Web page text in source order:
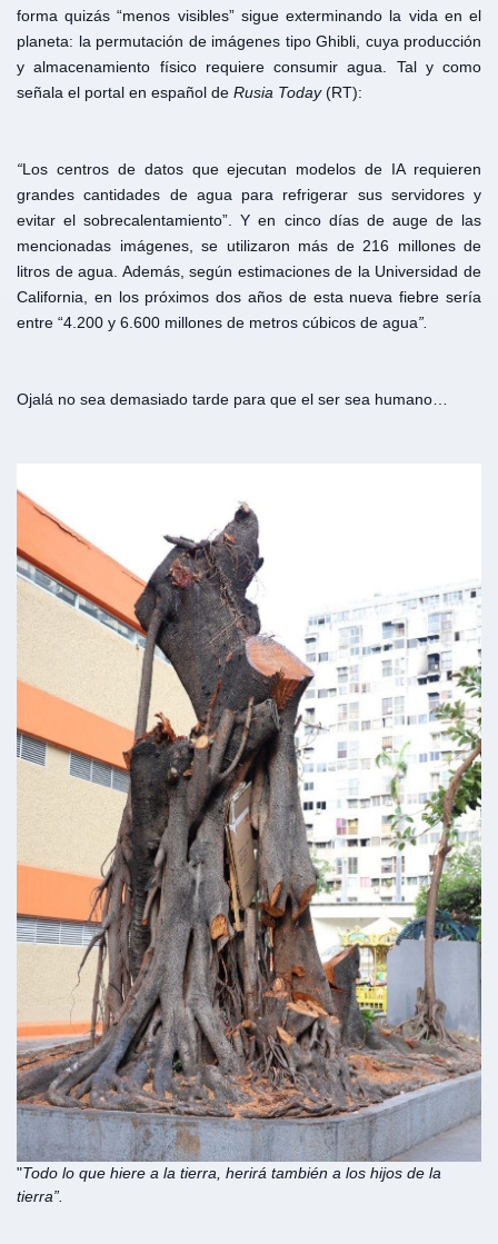
forma quizás “menos visibles” sigue exterminando la vida en el
planeta: la permutación de imágenes tipo Ghibli, cuya producción
y almacenamiento físico requiere consumir agua. Tal y como
señala el portal en español de Rusia Today(RT):
“Los centros de datos que ejecutan modelos de IA requieren
grandes cantidades de agua para refrigerar sus servidores y
evitar el sobrecalentamiento”. Y en cinco días de auge de las
mencionadas imágenes, se utilizaron más de 216 millones de
litros de agua. Además, según estimaciones de la Universidad de
California, en los próximos dos años de esta nueva fiebre sería
entre “4.200 y 6.600 millones de metros cúbicos de agua”.
Ojalá no sea demasiado tarde para que el ser sea humano…
"Todo lo que hiere a la tierra, herirá también a los hijos de la
tierra”.